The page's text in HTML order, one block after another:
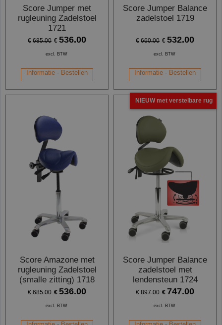
Score Jumper met
rugleuning Zadelstoel
1721
€ 685.00 € 536.00
excl. BTW
Informatie - Bestellen
Score Jumper Balance
zadelstoel 1719
€ 660.00 € 532.00
excl. BTW
Informatie - Bestellen
Score Amazone met
rugleuning Zadelstoel
(smalle zitting) 1718
€ 685.00 € 536.00
excl. BTW
NIEUW met verstelbare rug
Score Jumper Balance
zadelstoel met
lendensteun 1724
€ 897.00 € 747.00
excl. BTW